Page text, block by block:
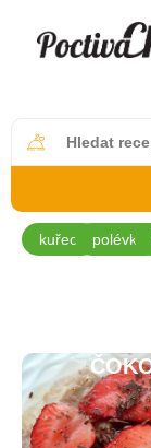
kuřecí polévky